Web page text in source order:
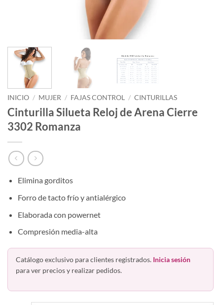
INICIO / MUJER / FAJAS CONTROL / CINTURILLAS
Cinturilla Silueta Reloj de Arena Cierre
3302 Romanza
Elimina gorditos
Forro de tacto frío y antialérgico
Elaborada con powernet
Compresión media-alta
Catálogo exclusivo para clientes registrados. Inicia sesión
para ver precios y realizar pedidos.